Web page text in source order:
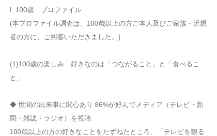
I. 100歳 プロファイル
(本プロファイル調査は、100歳以上の方ご本人及びご家族・近親
者の方に、ご回答いただきました。)
(1)100歳の楽しみ 好きなのは「つながること」と「食べるこ
と」
◆ 世間の出来事に関心あり 86%が好んでメディア（テレビ・新
聞・雑誌・ラジオ）を視聴
100歳以上の方の好きなことをたずねたところ、「テレビを観る